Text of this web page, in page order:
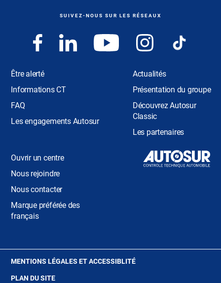
de
SUIVEZ-NOUS SUR LES RÉSEAUX
Être alerté
Informations CT
FAQ
Les engagements Autosur
Actualités
Présentation du groupe
Découvrez Autosur
Classic
Les partenaires
Ouvrir un centre
Nous rejoindre
Nous contacter
Marque préférée des
français
MENTIONS LÉGALES ET ACCESSIBLITÉ(OUVRE
PLAN DU SITE